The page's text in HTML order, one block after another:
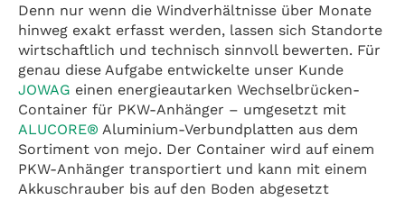
Denn nur wenn die Windverhältnisse über Monate
hinweg exakt erfasst werden, lassen sich Standorte
wirtschaftlich und technisch sinnvoll bewerten. Für
genau diese Aufgabe entwickelte unser Kunde
JOWAG einen energieautarken Wechselbrücken-
Container für PKW-Anhänger – umgesetzt mit
ALUCORE® Aluminium-Verbundplatten aus dem
Sortiment von mejo. Der Container wird auf einem
PKW-Anhänger transportiert und kann mit einem
Akkuschrauber bis auf den Boden abgesetzt